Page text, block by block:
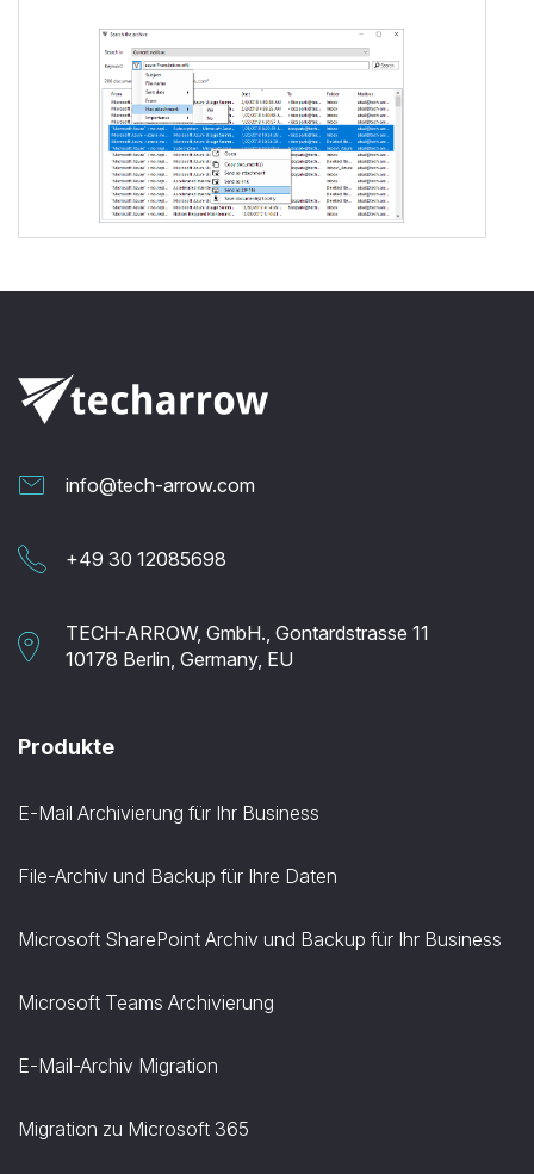
info@tech-arrow.com
+49 30 12085698
TECH-ARROW, GmbH., Gontardstrasse 11
10178 Berlin, Germany, EU
Produkte
E-Mail Archivierung für Ihr Business
File-Archiv und Backup für Ihre Daten
Microsoft SharePoint Archiv und Backup für Ihr Business
Microsoft Teams Archivierung
E-Mail-Archiv Migration
Migration zu Microsoft 365